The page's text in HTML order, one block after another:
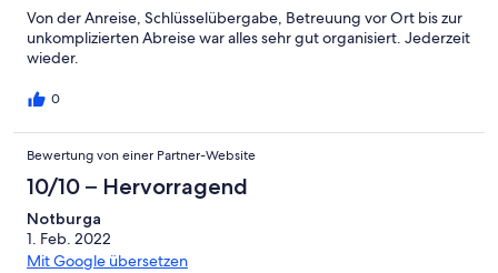
Von der Anreise, Schlüsselübergabe, Betreuung vor Ort bis zur
unkomplizierten Abreise war alles sehr gut organisiert. Jederzeit
wieder.
0
Bewertung von einer Partner-Website
10/10 – Hervorragend
Notburga
1. Feb. 2022
Mit Google übersetzen